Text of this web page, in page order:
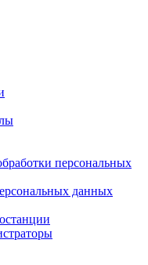
персональных
данных